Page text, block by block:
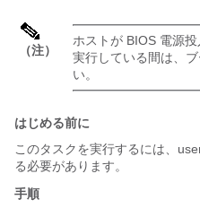
（注）
ホストが BIOS 電源
実行している間は、
い。
はじめる前に
このタスクを実行するには、
る必要があります。
手順